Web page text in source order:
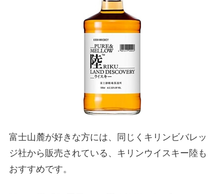
富士山麓が好きな方には、同じくキリンビバレッ
ジ社から販売されている、キリンウイスキー陸も
おすすめです。